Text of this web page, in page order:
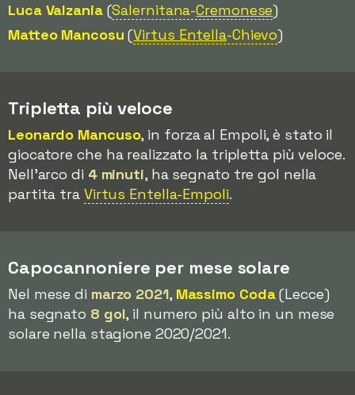
Luca Valzania(Salernitana-Cremonese)
Matteo Mancosu (Virtus Entella-Chievo)
Tripletta più veloce
Leonardo Mancuso, in forza al Empoli, è stato il
giocatore che ha realizzato la tripletta più veloce.
Nell'arco di 4 minuti, ha segnato tre gol nella
partita tra Virtus Entella-Empoli.
Capocannoniere per mese solare
Nel mese di marzo 2021, Massimo Coda(Lecce)
ha segnato 8 gol, il numero più alto in un mese
solare nella stagione 2020/2021.